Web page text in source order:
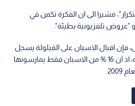
مشيرا الى ان الفكرة تكمن في
"عروض تلفزيونية بطيئة".
فإن اقبال الاسبان على القيلولة يسجل
تراجعا في السنوات الاخيرة، اذ ان 16 % من الاسبان فقط يمارسونها